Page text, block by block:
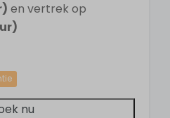
op telefoon)
inclusief
en vertrek op
nu